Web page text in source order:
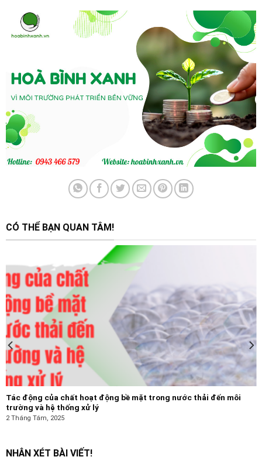
CÓ THỂ BẠN QUAN TÂM!
Tác động của chất hoạt động bề mặt trong nước thải đến môi
trường và hệ thống xử lý
2 Tháng Tám, 2025
NHẬN XÉT BÀI VIẾT!